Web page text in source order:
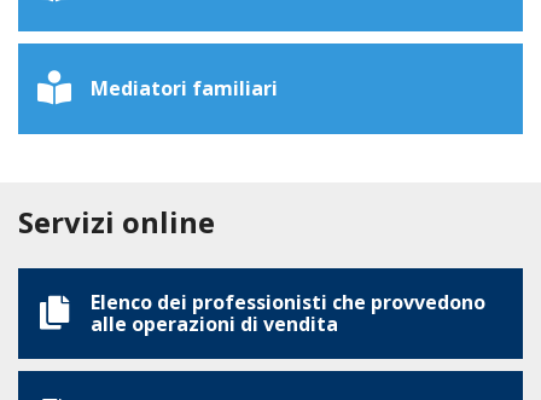
Mediatori familiari
Servizi online
Elenco dei professionisti che provvedono
alle operazioni di vendita